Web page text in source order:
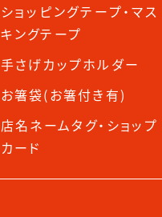
ショッピングテープ・マス
キングテープ
手さげカップホルダー
お箸袋(お箸付き有)
店名ネームタグ・ショップ
カード